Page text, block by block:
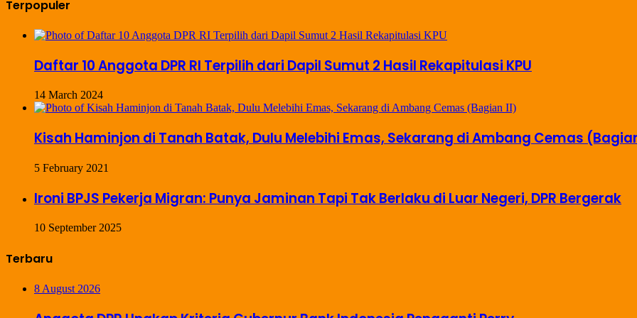
Terpopuler
Daftar 10 Anggota DPR RI Terpilih dari Dapil Sumut 2 Hasil Rekapitulasi KPU
14 March 2024
Kisah Haminjon di Tanah Batak, Dulu Melebihi Emas, Sekarang di Ambang Cemas
5 February 2021
Ironi BPJS Pekerja Migran: Punya Jaminan Tapi Tak Berlaku di Luar Negeri, DPR Bergerak
10 September 2025
Terbaru
8 August 2026